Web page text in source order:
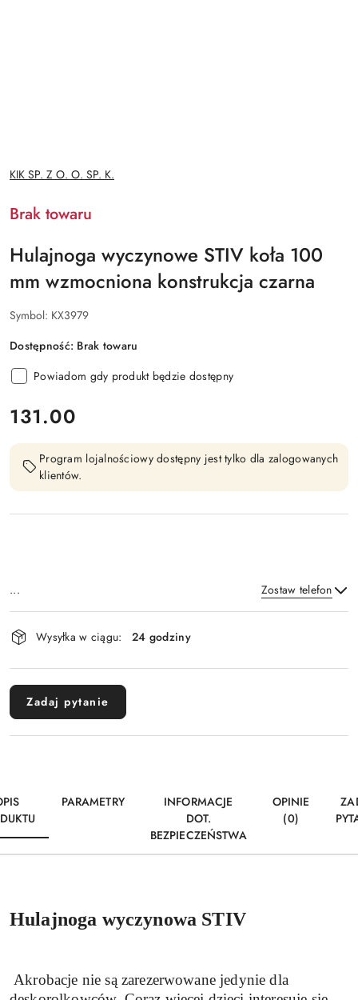
NAZWA
PRODUCENTA:
KIK SP. Z O. O. SP. K.
Brak towaru
Hulajnoga wyczynowe STIV koła 100
mm wzmocniona konstrukcja czarna
Symbol: KX3979
Dostępność: Brak towaru
Powiadom gdy produkt będzie dostępny
cena:
131.00
Program lojalnościowy dostępny jest tylko dla zalogowanych
klientów.
... Zostaw telefon
Dostępność
i
dostawa
Wysyłka w ciągu: 24 godziny
Zadaj pytanie
PARAMETRY
INFORMACJE
DOT.
BEZPIECZEŃSTWA
OPINIE
(0)
Hulajnoga wyczynowa STIV
Akrobacje nie są zarezerwowane jedynie dla